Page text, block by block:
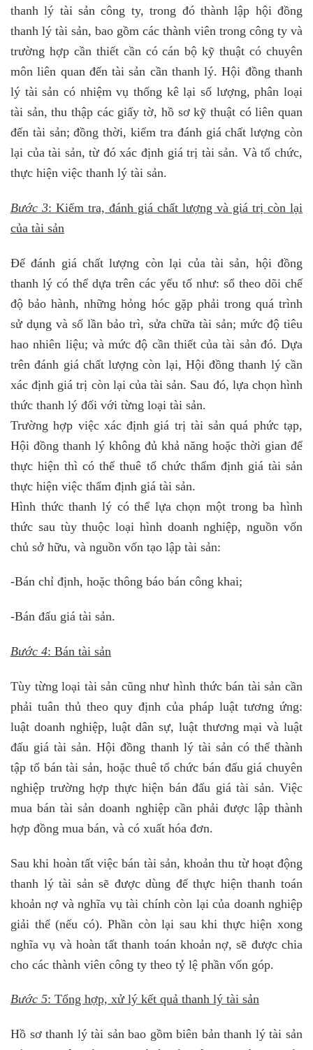
thanh lý tài sản công ty, trong đó thành lập hội đồng
thanh lý tài sản, bao gồm các thành viên trong công ty và
trường hợp cần thiết cần có cán bộ kỹ thuật có chuyên
môn liên quan đến tài sản cần thanh lý. Hội đồng thanh
lý tài sản có nhiệm vụ thống kê lại số lượng, phân loại
tài sản, thu thập các giấy tờ, hồ sơ kỹ thuật có liên quan
đến tài sản; đồng thời, kiểm tra đánh giá chất lượng còn
lại của tài sản, từ đó xác định giá trị tài sản. Và tổ chức,
thực hiện việc thanh lý tài sản.
Bước 3: Kiểm tra, đánh giá chất lượng và giá trị còn lại
của tài sản
Để đánh giá chất lượng còn lại của tài sản, hội đồng
thanh lý có thể dựa trên các yếu tố như: sổ theo dõi chế
độ bảo hành, những hỏng hóc gặp phải trong quá trình
sử dụng và số lần bảo trì, sửa chữa tài sản; mức độ tiêu
hao nhiên liệu; và mức độ cần thiết của tài sản đó. Dựa
trên đánh giá chất lượng còn lại, Hội đồng thanh lý cần
xác định giá trị còn lại của tài sản. Sau đó, lựa chọn hình
thức thanh lý đối với từng loại tài sản.
Trường hợp việc xác định giá trị tài sản quá phức tạp,
Hội đồng thanh lý không đủ khả năng hoặc thời gian để
thực hiện thì có thể thuê tổ chức thẩm định giá tài sản
thực hiện việc thẩm định giá tài sản.
Hình thức thanh lý có thể lựa chọn một trong ba hình
thức sau tùy thuộc loại hình doanh nghiệp, nguồn vốn
chủ sở hữu, và nguồn vốn tạo lập tài sản:
-Bán chỉ định, hoặc thông báo bán công khai;
-Bán đấu giá tài sản.
Bước 4: Bán tài sản
Tùy từng loại tài sản cũng như hình thức bán tài sản cần
phải tuân thủ theo quy định của pháp luật tương ứng:
luật doanh nghiệp, luật dân sự, luật thương mại và luật
đấu giá tài sản. Hội đồng thanh lý tài sản có thể thành
tập tổ bán tài sản, hoặc thuê tổ chức bán đấu giá chuyên
nghiệp trường hợp thực hiện bán đấu giá tài sản. Việc
mua bán tài sản doanh nghiệp cần phải được lập thành
hợp đồng mua bán, và có xuất hóa đơn.
Sau khi hoàn tất việc bán tài sản, khoản thu từ hoạt động
thanh lý tài sản sẽ được dùng để thực hiện thanh toán
khoản nợ và nghĩa vụ tài chính còn lại của doanh nghiệp
giải thể (nếu có). Phần còn lại sau khi thực hiện xong
nghĩa vụ và hoàn tất thanh toán khoản nợ, sẽ được chia
cho các thành viên công ty theo tỷ lệ phần vốn góp.
Bước 5: Tổng hợp, xử lý kết quả thanh lý tài sản
Hồ sơ thanh lý tài sản bao gồm biên bản thanh lý tài sản